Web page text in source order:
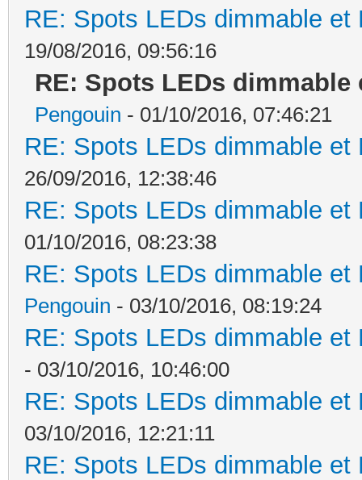
RE: Spots LEDs dimmable
19/08/2016, 09:56:16
RE: Spots LEDs
Pengouin - 01/10/2016, 07:46:21
RE: Spots LEDs dimmable
26/09/2016, 12:38:46
RE: Spots LEDs dimmable
01/10/2016, 08:23:38
RE: Spots LEDs dimmable
Pengouin - 03/10/2016, 08:19:24
RE: Spots LEDs dimmable
- 03/10/2016, 10:46:00
RE: Spots LEDs dimmable
03/10/2016, 12:21:11
RE: Spots LEDs dimmable